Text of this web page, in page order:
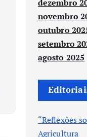
dezembro
novembro
outubro
setembro
agosto 2025
“Reflexões
Agricultura